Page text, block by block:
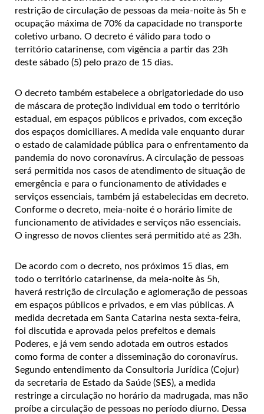
restrição de circulação de pessoas da meia-noite às 5h e
ocupação máxima de 70% da capacidade no transporte
coletivo urbano. O decreto é válido para todo o
território catarinense, com vigência a partir das 23h
deste sábado (5) pelo prazo de 15 dias.
O decreto também estabelece a obrigatoriedade do uso
de máscara de proteção individual em todo o território
estadual, em espaços públicos e privados, com exceção
dos espaços domiciliares. A medida vale enquanto durar
o estado de calamidade pública para o enfrentamento da
pandemia do novo coronavírus. A circulação de pessoas
será permitida nos casos de atendimento de situação de
emergência e para o funcionamento de atividades e
serviços essenciais, também já estabelecidas em decreto.
Conforme o decreto, meia-noite é o horário limite de
funcionamento de atividades e serviços não essenciais.
O ingresso de novos clientes será permitido até as 23h.
De acordo com o decreto, nos próximos 15 dias, em
todo o território catarinense, da meia-noite às 5h,
haverá restrição de circulação e aglomeração de pessoas
em espaços públicos e privados, e em vias públicas. A
medida decretada em Santa Catarina nesta sexta-feira,
foi discutida e aprovada pelos prefeitos e demais
Poderes, e já vem sendo adotada em outros estados
como forma de conter a disseminação do coronavírus.
Segundo entendimento da Consultoria Jurídica (Cojur)
da secretaria de Estado da Saúde (SES), a medida
restringe a circulação no horário da madrugada, mas não
proíbe a circulação de pessoas no período diurno. Dessa